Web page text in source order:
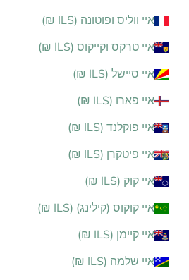
איי ווליס ופוטונה (ILS ₪)
איי טרקס וקייקוס (ILS ₪)
איי סיישל (ILS ₪)
איי פארו (ILS ₪)
איי פוקלנד (ILS ₪)
איי פיטקרן (ILS ₪)
איי קוק (ILS ₪)
איי קוקוס (קילינג) (ILS ₪)
איי קיימן (ILS ₪)
איי שלמה (ILS ₪)